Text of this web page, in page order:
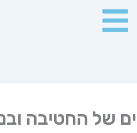
של החטיבה